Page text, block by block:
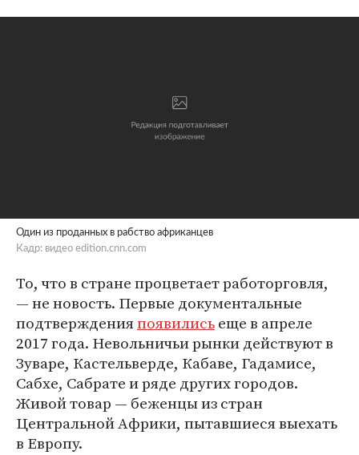
Один из проданных в рабство африканцев
Кадр: видео edition.cnn.com
То, что в стране процветает работорговля,
— не новость. Первые документальные
подтвержденияпоявилисьеще в апреле
2017 года. Невольничьи рынки действуют в
Зуваре, Кастельверде, Кабаве, Гадамисе,
Сабхе, Сабрате и ряде других городов.
Живой товар — беженцы из стран
Центральной Африки, пытавшиеся выехать
в Европу.